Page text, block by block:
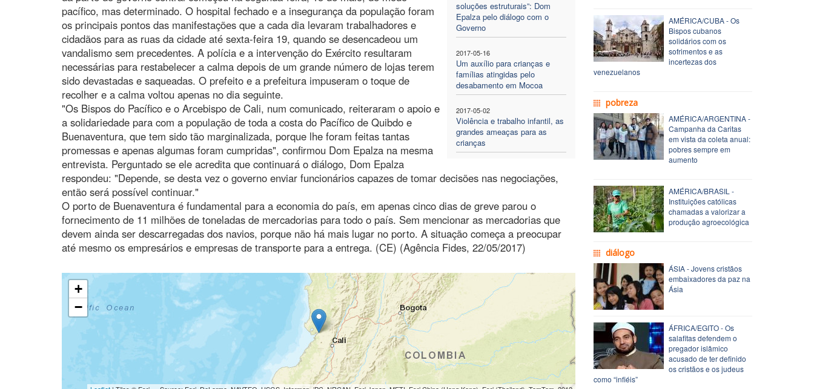
soluções estruturais”: Dom
Epalza pelo diálogo com o
Governo
2017-05-16
Um auxílio para crianças e
famílias atingidas pelo
desabamento em Mocoa
2017-05-02
Violência e trabalho infantil, as
grandes ameaças para as
crianças
pacífico, mas determinado. O hospital fechado e a insegurança da população foram
os principais pontos das manifestações que a cada dia levaram trabalhadores e
cidadãos para as ruas da cidade até sexta-feira 19, quando se desencadeou um
vandalismo sem precedentes. A polícia e a intervenção do Exército resultaram
necessárias para restabelecer a calma depois de um grande número de lojas terem
sido devastadas e saqueadas. O prefeito e a prefeitura impuseram o toque de
recolher e a calma voltou apenas no dia seguinte.
"Os Bispos do Pacífico e o Arcebispo de Cali, num comunicado, reiteraram o apoio e
a solidariedade para com a população de toda a costa do Pacífico de Quibdo e
Buenaventura, que tem sido tão marginalizada, porque lhe foram feitas tantas
promessas e apenas algumas foram cumpridas", confirmou Dom Epalza na mesma
entrevista. Perguntado se ele acredita que continuará o diálogo, Dom Epalza
respondeu: "Depende, se desta vez o governo enviar funcionários capazes de tomar decisões nas negociações,
então será possível continuar."
O porto de Buenaventura é fundamental para a economia do país, em apenas cinco dias de greve parou o
fornecimento de 11 milhões de toneladas de mercadorias para todo o país. Sem mencionar as mercadorias que
devem ainda ser descarregadas dos navios, porque não há mais lugar no porto. A situação começa a preocupar
até mesmo os empresários e empresas de transporte para a entrega. (CE) (Agência Fides, 22/05/2017)
+
−
AMÉRICA/CUBA - Os
Bispos cubanos
solidários com os
sofrimentos e as
incertezas dos
venezuelanos
pobreza
AMÉRICA/ARGENTINA -
Campanha da Caritas
em vista da coleta anual:
pobres sempre em
aumento
AMÉRICA/BRASIL -
Instituições católicas
chamadas a valorizar a
produção agroecológica
diálogo
ÁSIA - Jovens cristãos
embaixadores da paz na
Ásia
ÁFRICA/EGITO - Os
salafitas defendem o
pregador islâmico
acusado de ter definido
os cristãos e os judeus
como “infiéis”